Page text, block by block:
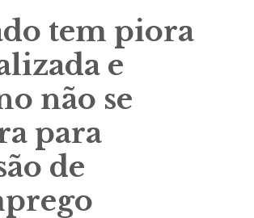
tem piora
e
não se
para
de